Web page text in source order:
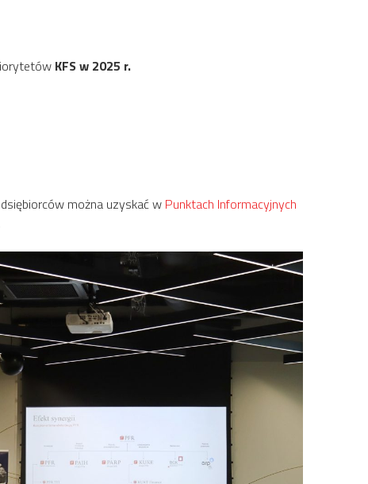
KFS w 2025 r.
można uzyskać w Punktach Informacyjnych